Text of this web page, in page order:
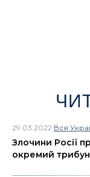
29.03.2022 Вся
Злочини Росії
окремий